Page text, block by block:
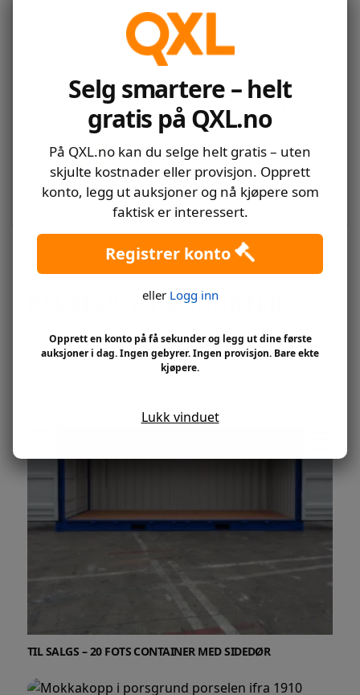
Slutter: 18. august 2026
BANDAKVAND VED
Utropspris:
20,-
18/8/2026 16:01
21 ,-
Slutter: 8. august 2026
LOFOTEN.
FISKEFLÅTEN GÅR UT
Utropspris:
10,-
8/8/2026 16:01
11
RELATERTE PRODUKTER
TIL SALGS – 20 FOTS CONTAINER MED SIDEDØR
Selg smartere – helt
gratis på QXL.no
På QXL.no kan du selge helt gratis – uten
skjulte kostnader eller provisjon. Opprett
konto, legg ut auksjoner og nå kjøpere som
faktisk er interessert.
Registrer konto
eller Logg inn
Opprett en konto på få sekunder og legg ut dine første
auksjoner i dag. Ingen gebyrer. Ingen provisjon. Bare ekte
kjøpere.
Lukk vinduet